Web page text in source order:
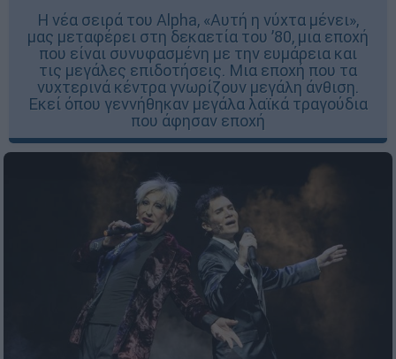
Η νέα σειρά του Alpha, «Αυτή η νύχτα μένει»,
μας μεταφέρει στη δεκαετία του ’80, μια εποχή
που είναι συνυφασμένη με την ευμάρεια και
τις μεγάλες επιδοτήσεις. Μια εποχή που τα
νυχτερινά κέντρα γνωρίζουν μεγάλη άνθιση.
Εκεί όπου γεννήθηκαν μεγάλα λαϊκά τραγούδια
που άφησαν εποχή